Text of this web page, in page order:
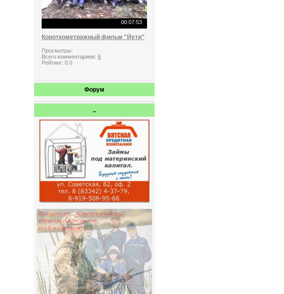
00:07:53
Короткометражный фильм "Йети"
Просмотры:
Всего комментариев:6
Рейтинг:0.0
Форум
..